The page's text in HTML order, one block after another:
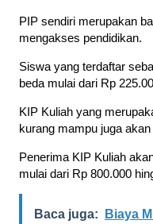
PIP sendiri merupakan
mengakses pendidikan.
Siswa yang terdaftar
beda mulai dari Rp
KIP Kuliah yang
kurang mampu juga
Penerima KIP Kuliah
mulai dari Rp 800.000
Baca juga:
Biaya